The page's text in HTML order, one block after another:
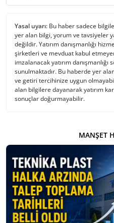
Yasal uyarı: Bu haber sadece
yer alan bilgi, yorum ve tavsiyeler
değildir. Yatırım danışmanlığı
şirketleri ve mevduat kabul
imzalanacak yatırım
sunulmaktadır. Bu haberde yer
ve getiri tercihinize uygun
alan bilgilere dayanarak yatırım
sonuçlar doğurmayabilir.
MANŞET